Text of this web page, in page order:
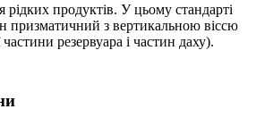
рідких продуктів. У цьому стандарті
призматичний з вертикальною віссю
резервуара і частин даху).